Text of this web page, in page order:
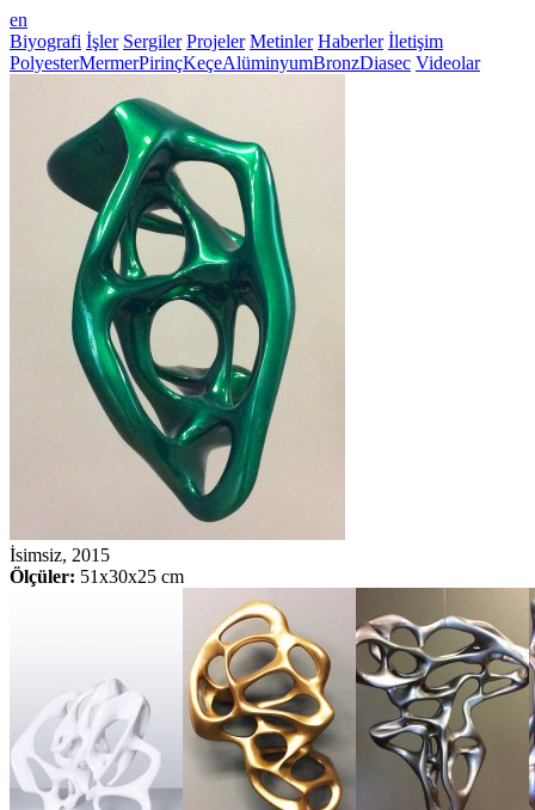
en
Biyografi İşler Sergiler Projeler Metinler Haberler İletişim
PolyesterMermerPirinçKeçeAlüminyumBronzDiasec Videolar
İsimsiz, 2015
Ölçüler: 51x30x25 cm